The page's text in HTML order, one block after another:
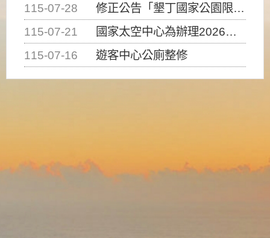
115-07-28
修正公告「墾丁國家公園限制水域遊憩活動之種類、範圍、時間及行為」，自即日生效。
115-07-21
國家太空中心為辦理2026台灣盃火箭競賽，陸、海、空域警戒及協調相關事宜，因颱風備案事宜
115-07-16
遊客中心公廁整修